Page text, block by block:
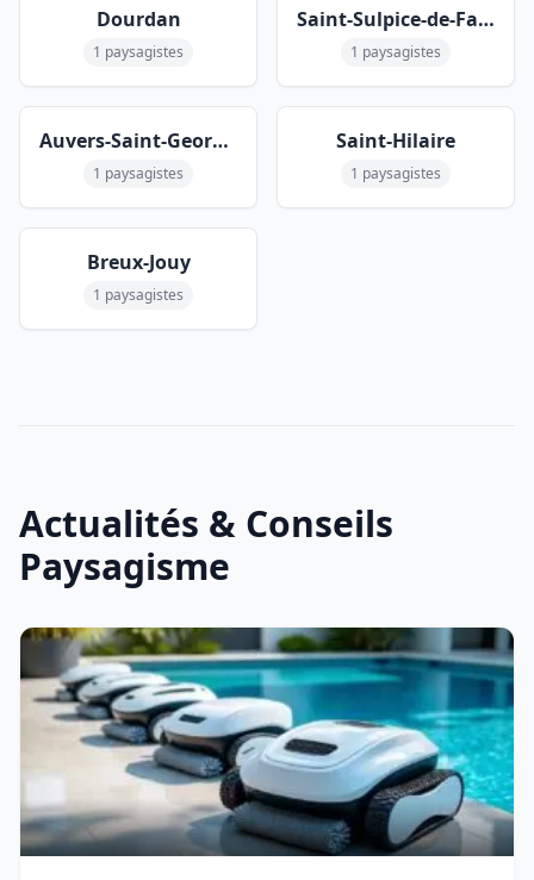
Dourdan
1 paysagistes
Saint-Sulpice-de-Favières
1 paysagistes
Auvers-Saint-Georges
1 paysagistes
Saint-Hilaire
1 paysagistes
Breux-Jouy
1 paysagistes
Actualités & Conseils
Paysagisme